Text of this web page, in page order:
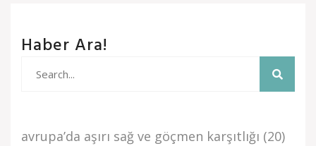
Haber Ara!
avrupa’da aşiri sağ ve göçmen karşitliği (20)